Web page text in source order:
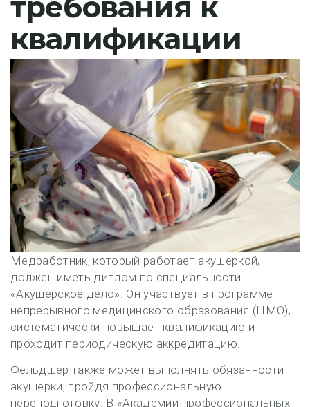
квалификации
Медработник, который работает акушеркой,
должен иметь диплом по специальности
«Акушерское дело». Он участвует в программе
непрерывного медицинского образования (НМО),
систематически повышает квалификацию и
проходит периодическую аккредитацию.
Фельдшер также может выполнять обязанности
акушерки, пройдя профессиональную
переподготовку. В «Академии профессиональных